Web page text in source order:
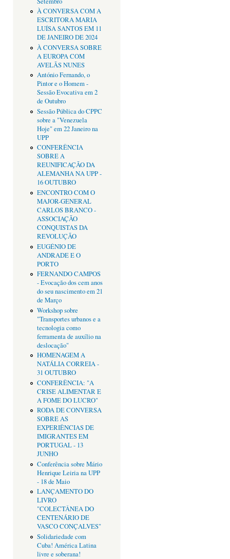
À CONVERSA COM A
ESCRITORA MARIA
LUÍSA SANTOS EM 11
DE JANEIRO DE 2024
À CONVERSA SOBRE
A EUROPA COM
AVELÃS NUNES
António Fernando, o
Pintor e o Homem -
Sessão Evocativa em 2
de Outubro
Sessão Pública do CPPC
sobre a "Venezuela
Hoje" em 22 Janeiro na
UPP
CONFERÊNCIA
SOBRE A
REUNIFICAÇÃO DA
ALEMANHA NA UPP -
16 OUTUBRO
ENCONTRO COM O
MAJOR-GENERAL
CARLOS BRANCO -
ASSOCIAÇÃO
CONQUISTAS DA
REVOLUÇÃO
EUGÉNIO DE
ANDRADE E O
PORTO
FERNANDO CAMPOS
- Evocação dos cem anos
do seu nascimento em 21
de Março
Workshop sobre
"Transportes urbanos e a
tecnologia como
ferramenta de auxílio na
deslocação"
HOMENAGEM A
NATÁLIA CORREIA -
31 OUTUBRO
CONFERÊNCIA: "A
CRISE ALIMENTAR E
A FOME DO LUCRO"
RODA DE CONVERSA
SOBRE AS
EXPERIÊNCIAS DE
IMIGRANTES EM
PORTUGAL - 13
JUNHO
Conferência sobre Mário
Henrique Leiria na UPP
- 18 de Maio
LANÇAMENTO DO
LIVRO
"COLECTÂNEA DO
CENTENÁRIO DE
VASCO CONÇALVES"
Solidariedade com
Cuba! América Latina
livre e soberana!